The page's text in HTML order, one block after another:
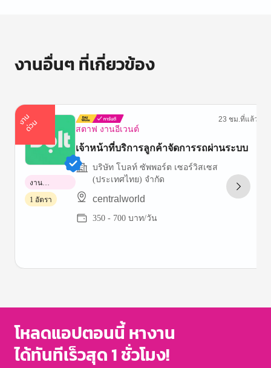
งานอื่นๆ ที่เกี่ยวข้อง
ง
า
น
ด่
ว
น สตาฟ งานอีเวนต์
23 ชม.ที่แล้ว
เจ้าหน้าที่บริการลูกค้าจัดการรถผ่านระบบ
บริษัท โบลท์ ซัพพอร์ต เซอร์วิสเซส
(ประเทศไทย) จำกัด
centralworld
350 - 700 บาท/วัน
งาน
พาร์ทไทม์
1 อัตรา
of
โหลดแอปตอนนี้ หางาน
ได้ทันทีเร็วสุด 1 ชั่วโมง!